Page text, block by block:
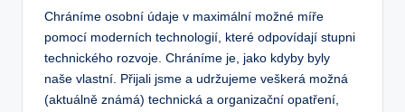
Chráníme osobní údaje v maximální možné míře
pomocí moderních technologií, které odpovídají stupni
technického rozvoje. Chráníme je, jako kdyby byly
naše vlastní. Přijali jsme a udržujeme veškerá možná
(aktuálně známá) technická a organizační opatření,